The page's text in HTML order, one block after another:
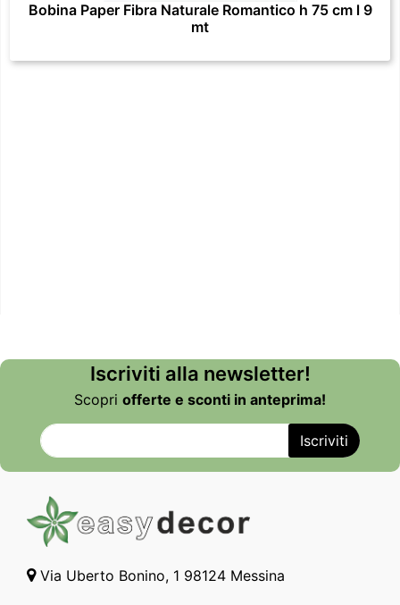
Bobina Paper Fibra Naturale Romantico h 75 cm l 9
mt
Iscriviti alla newsletter!
Scopri offerte e sconti in anteprima!
Via Uberto Bonino, 1 98124 Messina